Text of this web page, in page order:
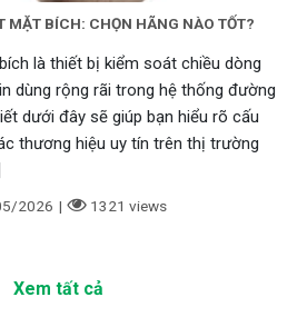
MẶT BÍCH: CHỌN HÃNG NÀO TỐT?
là thiết bị kiểm soát chiều dòng
dùng rộng rãi trong hệ thống đường
dưới đây sẽ giúp bạn hiểu rõ cấu
thương hiệu uy tín trên thị trường
2026 | 1321 views
Xem tất cả